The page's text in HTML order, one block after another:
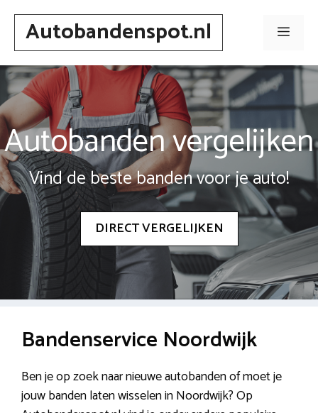
Spring
inhoudAutobandenspot.nl Menu
Autobanden vergelijken
Vind de beste banden voor je auto!
DIRECT VERGELIJKEN
Bandenservice Noordwijk
Ben je op zoek naar nieuwe autobanden of moet je
jouw banden laten wisselen in Noordwijk? Op